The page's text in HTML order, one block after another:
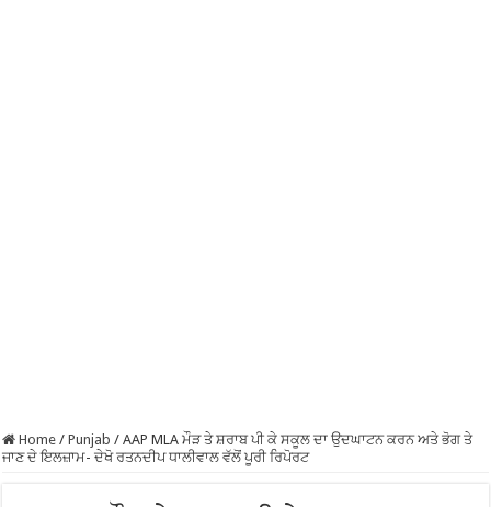
Home / Punjab / AAP MLA ਮੌੜ ਤੇ ਸ਼ਰਾਬ ਪੀ ਕੇ ਸਕੂਲ ਦਾ ਉਦਘਾਟਨ ਕਰਨ ਅਤੇ ਭੋਗ ਤੇ
ਜਾਣ ਦੇ ਇਲਜ਼ਾਮ- ਦੇਖੋ ਰਤਨਦੀਪ ਧਾਲੀਵਾਲ ਵੱਲੋਂ ਪੂਰੀ ਰਿਪੋਰਟ